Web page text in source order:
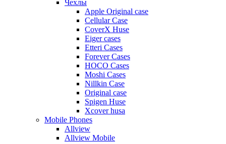
Чехлы
Apple Original case
Cellular Case
CoverX Huse
Eiger cases
Etteri Cases
Forever Cases
HOCO Cases
Moshi Cases
Nillkin Case
Original case
Spigen Huse
Xcover husa
Mobile Phones
Allview
Allview Mobile